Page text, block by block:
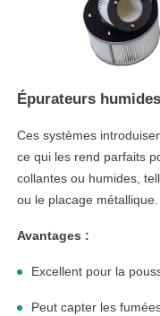
Épurateurs humides
Ces systèmes
ce qui les rend parfaits
collantes ou humides,
ou le placage métallique.
Avantages :
Excellent pour la
Peut capter les